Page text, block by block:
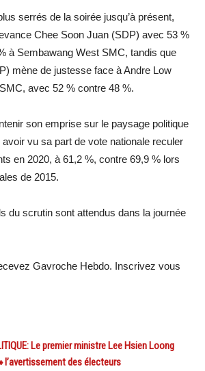
serrés de la soirée jusqu’à présent,
Chee Soon Juan (SDP) avec 53 %
à Sembawang West SMC, tandis que
mène de justesse face à Andre Low
avec 52 % contre 48 %.
son emprise sur le paysage politique
vu sa part de vote nationale reculer
en 2020, à 61,2 %, contre 69,9 % lors
de 2015.
du scrutin sont attendus dans la journée
Gavroche Hebdo. Inscrivez vous
Le premier ministre Lee Hsien Loong
l’avertissement des électeurs